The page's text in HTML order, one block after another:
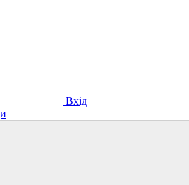
Вхід